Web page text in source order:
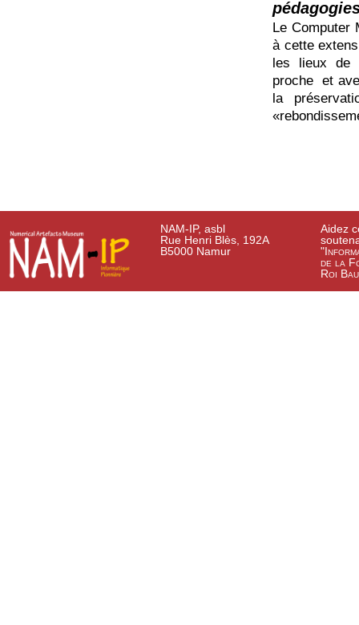
Le Computer
à cette
les lieux de
proche et
la
NAM-IP, asbl
Rue Henri Blès, 192A
B5000 Namur
Aidez
de la
Roi